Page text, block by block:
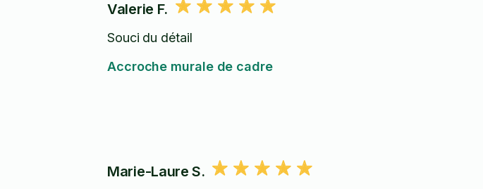
Valerie F.
Souci du détail
Accroche murale de cadre
Marie-Laure S.